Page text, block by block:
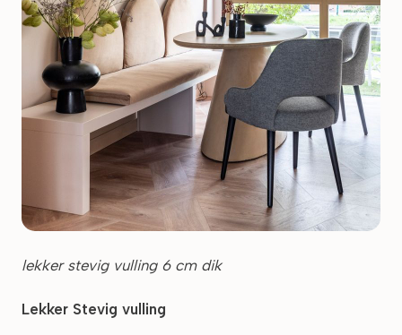
lekker stevig vulling 6 cm dik
Lekker Stevig vulling